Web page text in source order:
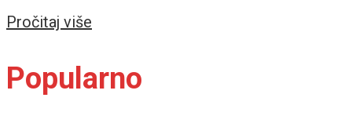
Pročitaj više
Popularno